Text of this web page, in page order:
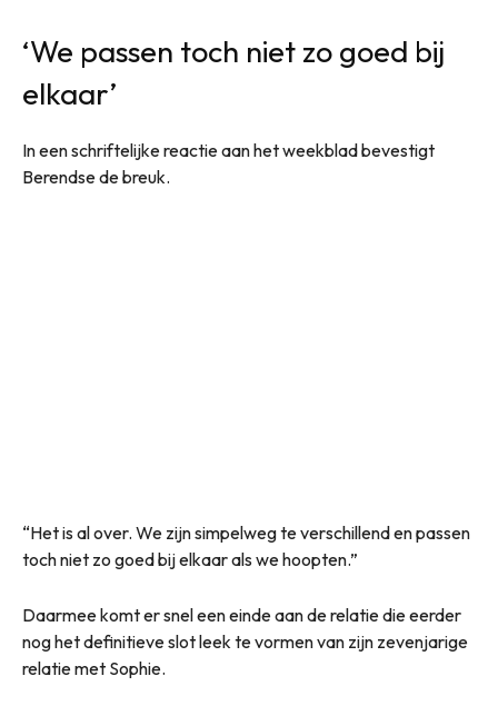
‘We passen toch niet zo goed bij
elkaar’
In een schriftelijke reactie aan het weekblad bevestigt
Berendse de breuk.
“Het is al over. We zijn simpelweg te verschillend en passen
toch niet zo goed bij elkaar als we hoopten.”
Daarmee komt er snel een einde aan de relatie die eerder
nog het definitieve slot leek te vormen van zijn zevenjarige
relatie met Sophie.